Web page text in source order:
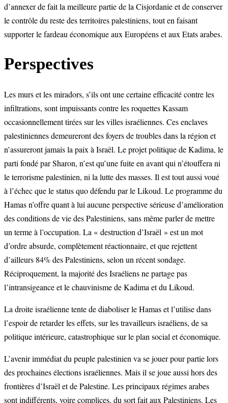
d’annexer de fait la meilleure partie de la Cisjordanie et de conserver
le contrôle du reste des territoires palestiniens, tout en faisant
supporter le fardeau économique aux Européens et aux Etats arabes.
Perspectives
Les murs et les miradors, s’ils ont une certaine efficacité contre les
infiltrations, sont impuissants contre les roquettes Kassam
occasionnellement tirées sur les villes israéliennes. Ces enclaves
palestiniennes demeureront des foyers de troubles dans la région et
n’assureront jamais la paix à Israël. Le projet politique de Kadima, le
parti fondé par Sharon, n’est qu’une fuite en avant qui n’étouffera ni
le terrorisme palestinien, ni la lutte des masses. Il est tout aussi voué
à l’échec que le status quo défendu par le Likoud. Le programme du
Hamas n’offre quant à lui aucune perspective sérieuse d’amélioration
des conditions de vie des Palestiniens, sans même parler de mettre
un terme à l’occupation. La « destruction d’Israël » est un mot
d’ordre absurde, complètement réactionnaire, et que rejettent
d’ailleurs 84% des Palestiniens, selon un récent sondage.
Réciproquement, la majorité des Israéliens ne partage pas
l’intransigeance et le chauvinisme de Kadima et du Likoud.
La droite israélienne tente de diaboliser le Hamas et l’utilise dans
l’espoir de retarder les effets, sur les travailleurs israéliens, de sa
politique intérieure, catastrophique sur le plan social et économique.
L’avenir immédiat du peuple palestinien va se jouer pour partie lors
des prochaines élections israéliennes. Mais il se joue aussi hors des
frontières d’Israël et de Palestine. Les principaux régimes arabes
sont indifférents, voire complices, du sort fait aux Palestiniens. Les